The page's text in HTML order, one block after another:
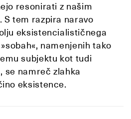
resonirati z našim
tem razpira naravo
eksistencialističnega
namenjenih tako
subjektu kot tudi
se namreč zlahka
eksistence.